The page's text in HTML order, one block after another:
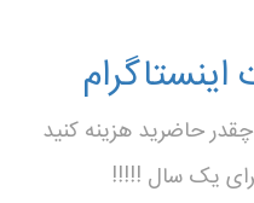
اینستاگرام
چقدر حاضرید هزینه کنید